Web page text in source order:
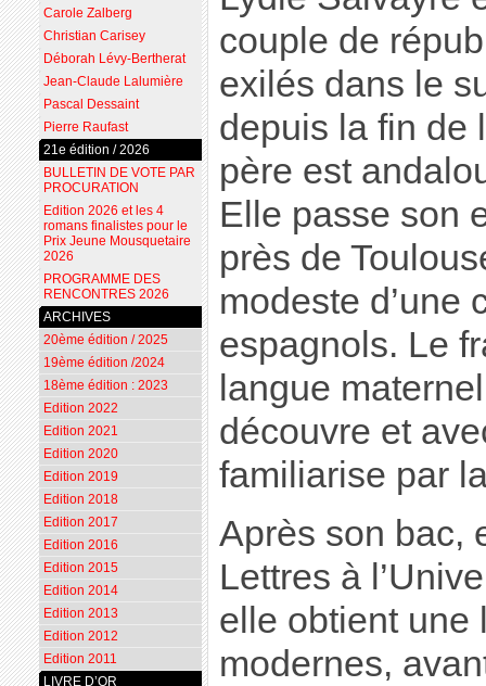
couple de
exilés dans le
depuis la fin de
père est
Elle passe son
près de
modeste d’une
espagnols. Le
langue
découvre et
familiarise par
Après son bac,
Lettres à
elle obtient une
modernes,
Carole Zalberg
Christian Carisey
Déborah Lévy-Bertherat
Jean-Claude Lalumière
Pascal Dessaint
Pierre Raufast
21e édition / 2026
BULLETIN DE VOTE PAR
PROCURATION
Edition 2026 et les 4
romans finalistes pour le
Prix Jeune Mousquetaire
2026
PROGRAMME DES
RENCONTRES 2026
ARCHIVES
20ème édition / 2025
19ème édition /2024
18ème édition : 2023
Edition 2022
Edition 2021
Edition 2020
Edition 2019
Edition 2018
Edition 2017
Edition 2016
Edition 2015
Edition 2014
Edition 2013
Edition 2012
Edition 2011
LIVRE D’OR